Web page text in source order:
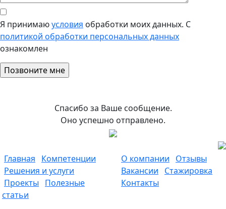
Я принимаюусловия обработки моих данных. С
политикой обработки персональных данных
ознакомлен
Спасибо за Ваше сообщение.
Оно успешно отправлено.
Главная
Компетенции
Решения и услуги
Проекты
Полезные
статьи
О компании
Отзывы
Вакансии
Стажировка
Контакты